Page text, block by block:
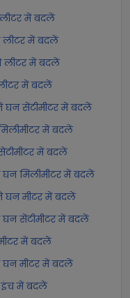
लीटर में बदलें
लीटर में बदलें
लीटर में बदलें
लीटर में बदलें
घन सेंटीमीटर में बदलें
मिलीमीटर में बदलें
सेंटीमीटर में बदलें
घन मिलीमीटर में बदलें
घन मीटर में बदलें
घन सेंटीमीटर में बदलें
मीटर में बदलें
घन मीटर में बदलें
इंच में बदलें